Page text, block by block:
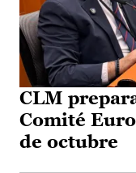
CLM
Comité
de octubre